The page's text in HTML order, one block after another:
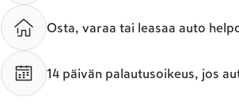
Osta, varaa tai leasaa auto
14 päivän palautusoikeus, jos